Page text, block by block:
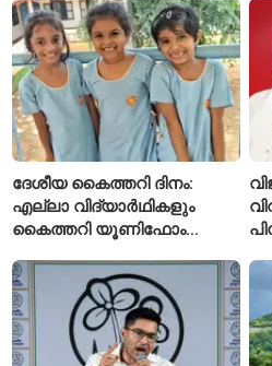
ദേശീയ കൈത്തറി ദിനം:
എല്ലാ വിദ്യാർഥികളും
കൈത്തറി യൂണിഫോം
സ്കൂൾ വേറിട്ട മാതൃക